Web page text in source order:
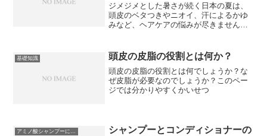
ジメジメとした暑さが続く日本の夏は、
頭皮のベタつきやニオイ、汗によるかゆ
みなど、ヘアケアの悩みが尽きませんよ
ひ試してほしいのがアミノ酸シャンプー
です！「アミノ酸シャンプ...
基礎知識 頭皮の皮脂の役割とは何か？
頭皮の皮脂の役割とは何でしょうか？な
ぜ皮脂が必要なのでしょうか？このペー
ジでは分かりやすくかいせつ
アミノ酸シャンプーについて
シャンプーとコンディショナーの